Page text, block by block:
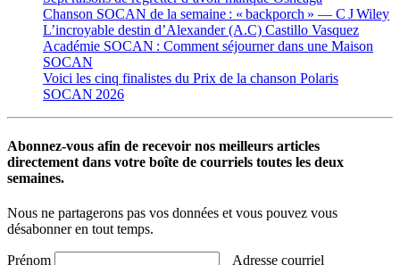
Chanson SOCAN de la semaine : « backporch » — C J Wiley
L’incroyable destin d’Alexander (A.C) Castillo Vasquez
Académie SOCAN : Comment séjourner dans une Maison
SOCAN
Voici les cinq finalistes du Prix de la chanson Polaris
SOCAN 2026
Abonnez-vous afin de recevoir nos meilleurs articles
directement dans votre boîte de courriels toutes les deux
semaines.
Nous ne partagerons pas vos données et vous pouvez vous
désabonner en tout temps.
Prénom Adresse courriel